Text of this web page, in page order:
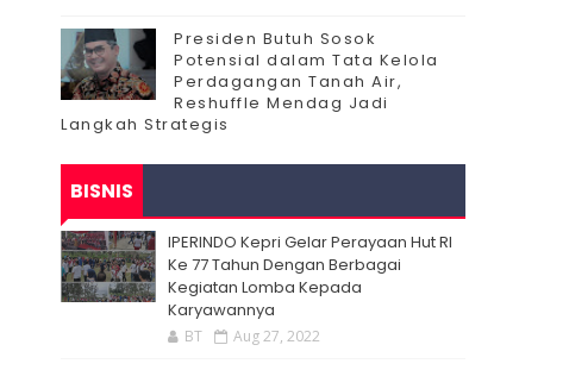
Presiden Butuh Sosok
Potensial dalam Tata Kelola
Perdagangan Tanah Air,
Reshuffle Mendag Jadi
Langkah Strategis
BISNIS
IPERINDO Kepri Gelar Perayaan Hut RI
Ke 77 Tahun Dengan Berbagai
Kegiatan Lomba Kepada
Karyawannya
BT Aug 27, 2022